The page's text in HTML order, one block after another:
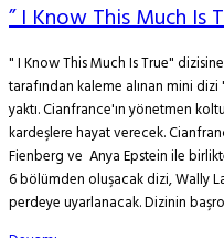
” I Know This Much Is
" I Know This Much Is True"
tarafından kaleme alınan mini dizi
yaktı. Cianfrance'ın yönetmen
kardeşlere hayat verecek.
Fienberg ve Anya Epstein ile
6 bölümden oluşacak dizi, Wally
perdeye uyarlanacak. Dizinin